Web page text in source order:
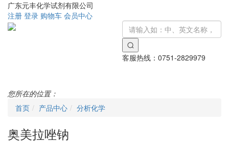
广东元丰化学试剂有限公司
注册 登录 购物车 会员中心
客服热线： 0751-2829979
您所在的位置：
首页
产品中心 分析化学
奥美拉唑钠